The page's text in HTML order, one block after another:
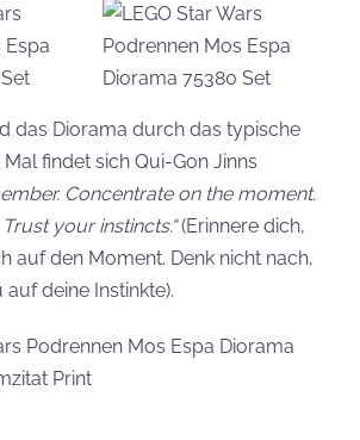
das Diorama durch das typische
Mal findet sich Qui-Gon Jinns
Concentrate on the moment.
Trust your instincts.“(Erinnere dich,
auf den Moment. Denk nicht nach,
deine Instinkte).